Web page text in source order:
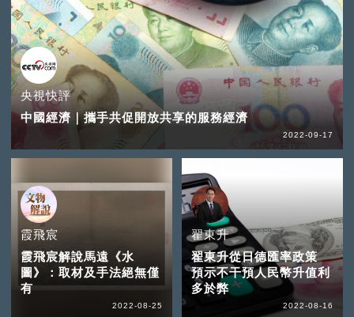
央視快評
中國經濟｜攜手共促開放共享的服務經濟
2022-09-17
霞飛宸
霞飛宸解說馬遠《水
圖》：取材及手法絕無僅
有
2022-08-25
翟東升
翟東升從日德匯率政策
預示不干預人民幣升值利
多於弊
2022-08-16